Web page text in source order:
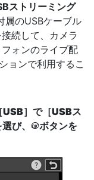
ストリーミング
属のUSBケーブル
続して、カメラ
ォンのライブ配
ョンで利用するこ
USB］で［USBス
び、 Jボタンを